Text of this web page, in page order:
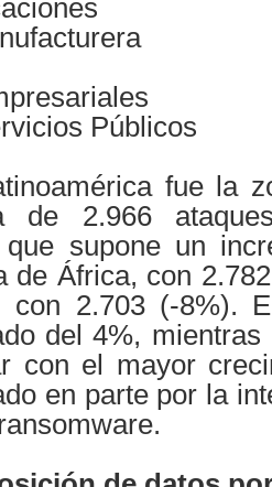
Públicos
fue la
de 2.966
supone un
de África, con
con 2.703 (-8%).
del 4%,
con el mayor
en parte por la